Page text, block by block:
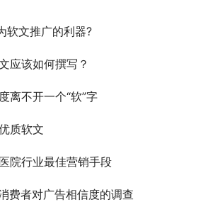
软文推广的利器?
应该如何撰写？
离不开一个“软”字
质软文
院行业最佳营销手段
费者对广告相信度的调查